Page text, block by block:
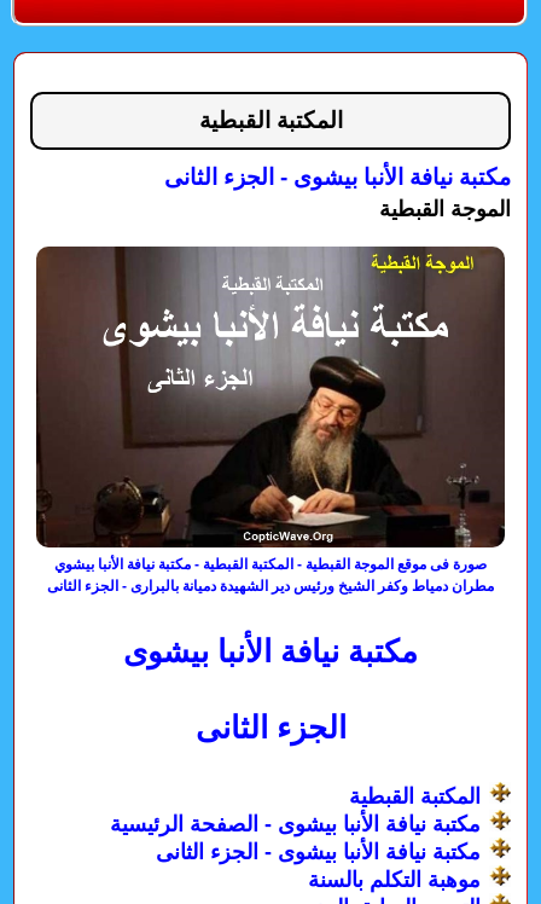
المكتبة القبطية
مكتبة نيافة الأنبا بيشوى - الجزء الثانى
الموجة القبطية
صورة فى موقع الموجة القبطية - المكتبة القبطية - مكتبة نيافة الأنبا بيشوي
مطران دمياط وكفر الشيخ ورئيس دير الشهيدة دميانة بالبرارى - الجزء الثانى
مكتبة نيافة الأنبا بيشوى
الجزء الثانى
المكتبة القبطية
مكتبة نيافة الأنبا بيشوى - الصفحة الرئيسية
مكتبة نيافة الأنبا بيشوى - الجزء الثانى
موهبة التكلم بالسنة